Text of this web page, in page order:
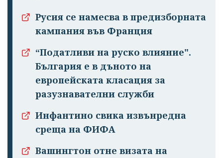
Русия се намесва в предизборната
кампания във Франция
“Податливи на руско влияние".
България е в дъното на
европейската класация за
разузнавателни служби
Инфантино свика извънредна
среща на ФИФА
Вашингтон отне визата на